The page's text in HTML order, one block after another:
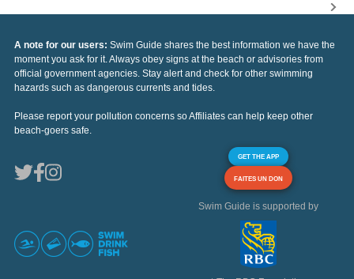
A note for our users: Swim Guide shares the best information we have the
moment you ask for it. Always obey signs at the beach or advisories from
official government agencies. Stay alert and check for other swimming
hazards such as dangerous currents and tides.
Please report your pollution concerns so Affiliates can help keep other
beach-goers safe.
GET THE APP
FAITES UN DON
Swim Guide is supported by